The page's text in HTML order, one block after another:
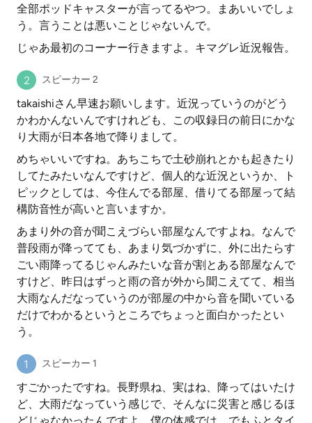
全部ポッドキャスターが言ってるやつ。まあいいでしょ
う。言うことは悪いことじゃないんで。
じゃあ最初のコーナー行きますよ。キマグレ近況報告。
スピーカー 2
takaishiさん早速お願いします。近況っていうのがどう
かわかんないんですけれども、この収録日の前日にかな
り大雨が日本各地で降りまして。
めちゃいいですね。あちこちで土砂崩れとかも起きたり
してたみたいなんですけど、個人的な近況というか、ト
ピックとしては、今住んでる部屋、借りてる部屋って結
構防音性が高いと言いますか。
あまり外の音が聞こえづらい部屋なんですよね。なんで
普段雨が降ってても、あまり気づかずに、外に出たらす
ごい雨降ってるじゃんみたいな音が割とある部屋なんで
すけど、昨日はずっと雨の音が外から聞こえてて、相当
大雨なんだなっていうのが部屋の中から音を聞いている
だけでわかるというところでちょっと面白かったとい
う。
スピーカー 1
すごかったですね。長野県ね、実はね、降ってはいたけ
ど、大雨だなっていう感じで、そんなに災害と感じるほ